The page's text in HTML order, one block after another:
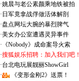
·姚晨与老公素颜乘地铁被拍
· 日军竟拿战俘做活体解剖
·盘点网坛大腕的暴烈脾气
·美女办公室遭遇灵异事件
· 《Nobody》成命案导火索
·搜狐娱乐招聘：加入我们吧！
·台北电玩展靓丽ShowGirl
·
《变形金刚2》送票！